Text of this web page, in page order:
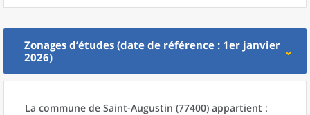
Zonages d’études (date de référence : 1er janvier
2026)
La commune de Saint-Augustin (77400) appartient :